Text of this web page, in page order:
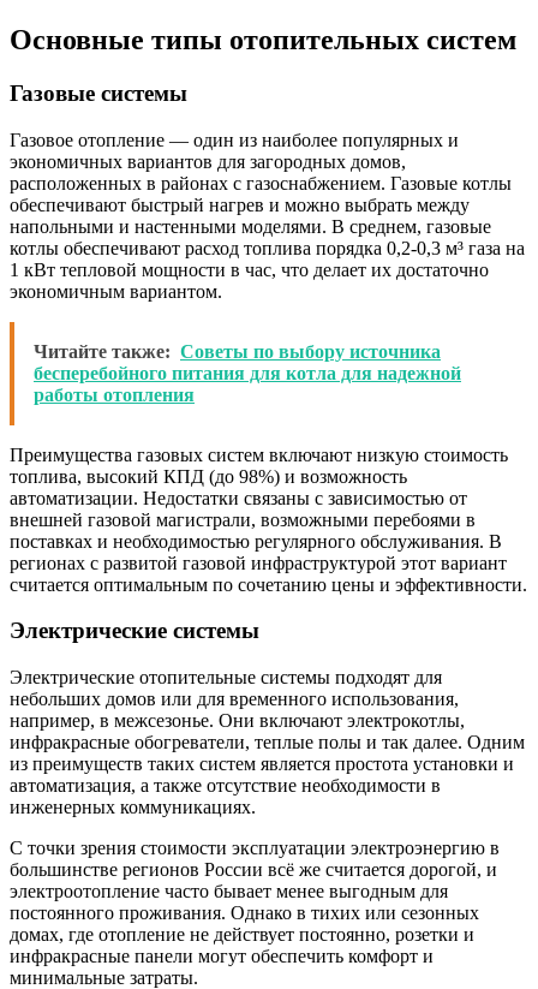
Основные типы отопительных систем
Газовые системы
Газовое отопление — один из наиболее популярных и
экономичных вариантов для загородных домов,
расположенных в районах с газоснабжением. Газовые котлы
обеспечивают быстрый нагрев и можно выбрать между
напольными и настенными моделями. В среднем, газовые
котлы обеспечивают расход топлива порядка 0,2-0,3 м³ газа на
1 кВт тепловой мощности в час, что делает их достаточно
экономичным вариантом.
Читайте также: Советы по выбору источника
бесперебойного питания для котла для надежной
работы отопления
Преимущества газовых систем включают низкую стоимость
топлива, высокий КПД (до 98%) и возможность
автоматизации. Недостатки связаны с зависимостью от
внешней газовой магистрали, возможными перебоями в
поставках и необходимостью регулярного обслуживания. В
регионах с развитой газовой инфраструктурой этот вариант
считается оптимальным по сочетанию цены и эффективности.
Электрические системы
Электрические отопительные системы подходят для
небольших домов или для временного использования,
например, в межсезонье. Они включают электрокотлы,
инфракрасные обогреватели, теплые полы и так далее. Одним
из преимуществ таких систем является простота установки и
автоматизация, а также отсутствие необходимости в
инженерных коммуникациях.
С точки зрения стоимости эксплуатации электроэнергию в
большинстве регионов России всё же считается дорогой, и
электроотопление часто бывает менее выгодным для
постоянного проживания. Однако в тихих или сезонных
домах, где отопление не действует постоянно, розетки и
инфракрасные панели могут обеспечить комфорт и
минимальные затраты.